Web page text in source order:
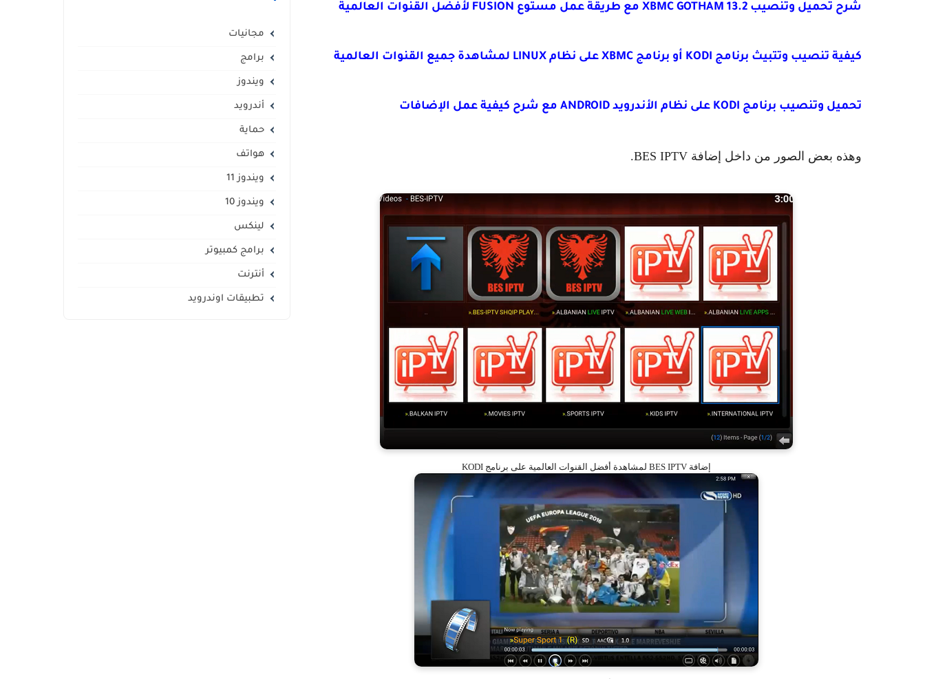
شرح تحميل وتنصيب XBMC GOTHAM 13.2 مع طريقة عمل مستوع FUSION لأفضل القنوات العالمية
كيفية تنصيب وتتبيث برنامج KODI أو برنامج XBMC على نظام LINUX لمشاهدة جميع القنوات العالمية
تحميل وتنصيب برنامج KODI على نظام الأندرويد ANDROID مع شرح كيفية عمل الإضافات
وهذه بعض الصور من داخل إضافة BES IPTV.
إضافة BES IPTV لمشاهدة أفضل القنوات العالمية على برنامج KODI
مجانيات
برامج
ويندوز
أندرويد
حماية
هواتف
ويندوز 11
ويندوز 10
لينكس
برامج كمبيوتر
أنترنت
تطبيقات اوندرويد